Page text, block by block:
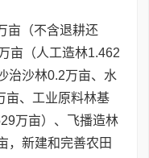
亩（不含退耕还
亩（人工造林1.462
治沙林0.2万亩、水
亩、工业原料林基
万亩）、飞播造林
，新建和完善农田